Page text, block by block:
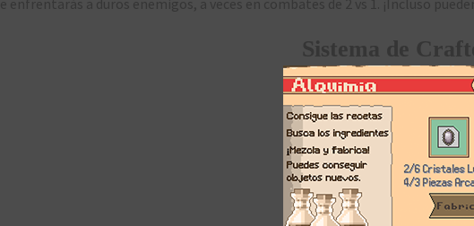
Te enfrentarás a duros enemigos, a veces en combates de 2 vs 1. ¡Incluso
Sistema de